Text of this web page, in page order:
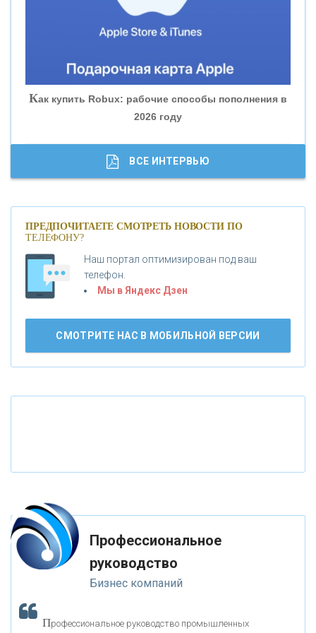
«БАНК ГЛОБЭКС»
«СОВКОМБАНК»
«ГАЗПРОМБАНК»
«МОСКОВСКИЙ КРЕДИТНЫЙ БАНК»
«БАНК ВОЗРОЖДЕНИЕ»
АО «КРЕДИТ ЕВРОПА БАНК»
«ФК ОТКРЫТИЕ»
«ЗАПСИБКОМБАНК»
«РОСЕВРОБАНК»
«ПРЕСС-СЛУЖБА ВТБ24»
Как купить Robux: рабочие способы пополнения в
2026 году
Банки.ру обновил логотип впервые за 19 лет -
ВСЕ ИНТЕРВЬЮ
ПРЕДПОЧИТАЕТЕ СМОТРЕТЬ НОВОСТИ ПО
ТЕЛЕФОНУ?
Наш портал оптимизирован под ваш
телефон.
Мы в Яндекс Дзен
СМОТРИТЕ НАС В МОБИЛЬНОЙ ВЕРСИИ
Профессиональное
руководство
Бизнес компаний
Профессиональное руководство промышленных